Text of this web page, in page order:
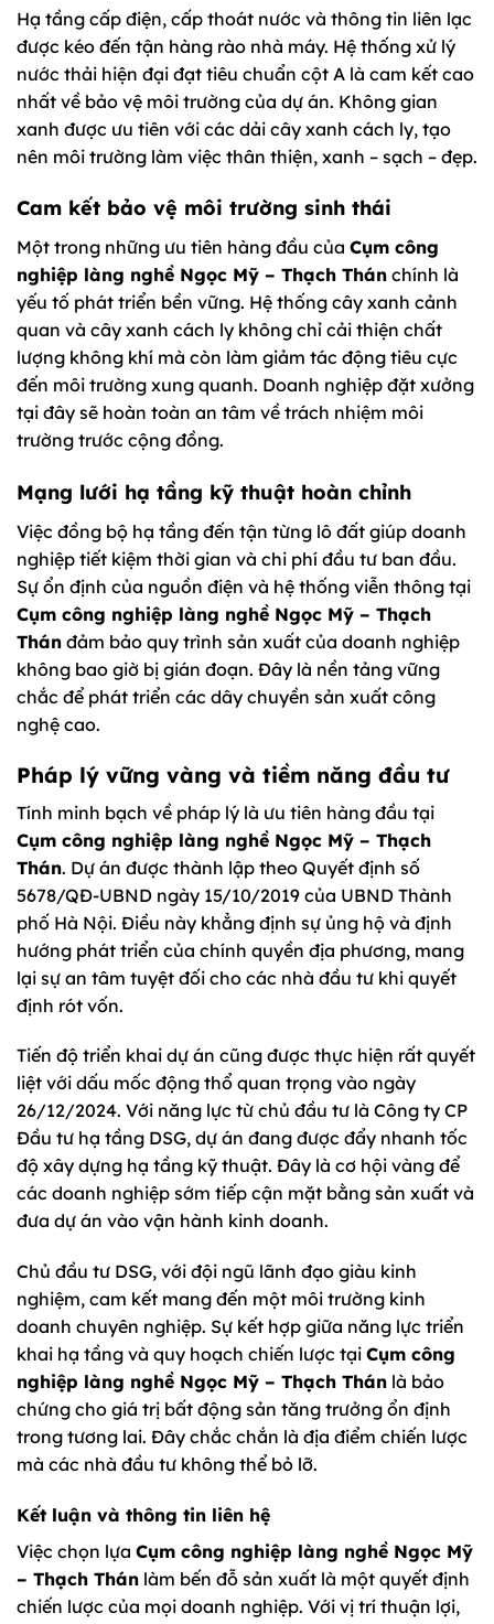
Hạ tầng cấp điện, cấp thoát nước và thông tin liên lạc
được kéo đến tận hàng rào nhà máy. Hệ thống xử lý
nước thải hiện đại đạt tiêu chuẩn cột A là cam kết cao
nhất về bảo vệ môi trường của dự án. Không gian
xanh được ưu tiên với các dải cây xanh cách ly, tạo
nên môi trường làm việc thân thiện, xanh – sạch – đẹp.
Cam kết bảo vệ môi trường sinh thái
Một trong những ưu tiên hàng đầu của Cụm công
nghiệp làng nghề Ngọc Mỹ – Thạch Thán chính là
yếu tố phát triển bền vững. Hệ thống cây xanh cảnh
quan và cây xanh cách ly không chỉ cải thiện chất
lượng không khí mà còn làm giảm tác động tiêu cực
đến môi trường xung quanh. Doanh nghiệp đặt xưởng
tại đây sẽ hoàn toàn an tâm về trách nhiệm môi
trường trước cộng đồng.
Mạng lưới hạ tầng kỹ thuật hoàn chỉnh
Việc đồng bộ hạ tầng đến tận từng lô đất giúp doanh
nghiệp tiết kiệm thời gian và chi phí đầu tư ban đầu.
Sự ổn định của nguồn điện và hệ thống viễn thông tại
Cụm công nghiệp làng nghề Ngọc Mỹ – Thạch
Thán đảm bảo quy trình sản xuất của doanh nghiệp
không bao giờ bị gián đoạn. Đây là nền tảng vững
chắc để phát triển các dây chuyền sản xuất công
nghệ cao.
Pháp lý vững vàng và tiềm năng đầu tư
Tính minh bạch về pháp lý là ưu tiên hàng đầu tại
Cụm công nghiệp làng nghề Ngọc Mỹ – Thạch
Thán. Dự án được thành lập theo Quyết định số
5678/QĐ-UBND ngày 15/10/2019 của UBND Thành
phố Hà Nội. Điều này khẳng định sự ủng hộ và định
hướng phát triển của chính quyền địa phương, mang
lại sự an tâm tuyệt đối cho các nhà đầu tư khi quyết
định rót vốn.
Tiến độ triển khai dự án cũng được thực hiện rất quyết
liệt với dấu mốc động thổ quan trọng vào ngày
26/12/2024. Với năng lực từ chủ đầu tư là Công ty CP
Đầu tư hạ tầng DSG, dự án đang được đẩy nhanh tốc
độ xây dựng hạ tầng kỹ thuật. Đây là cơ hội vàng để
các doanh nghiệp sớm tiếp cận mặt bằng sản xuất và
đưa dự án vào vận hành kinh doanh.
Chủ đầu tư DSG, với đội ngũ lãnh đạo giàu kinh
nghiệm, cam kết mang đến một môi trường kinh
doanh chuyên nghiệp. Sự kết hợp giữa năng lực triển
khai hạ tầng và quy hoạch chiến lược tại Cụm công
nghiệp làng nghề Ngọc Mỹ – Thạch Thán là bảo
chứng cho giá trị bất động sản tăng trưởng ổn định
trong tương lai. Đây chắc chắn là địa điểm chiến lược
mà các nhà đầu tư không thể bỏ lỡ.
Kết luận và thông tin liên hệ
Việc chọn lựa Cụm công nghiệp làng nghề Ngọc Mỹ
– Thạch Thán làm bến đỗ sản xuất là một quyết định
chiến lược của mọi doanh nghiệp. Với vị trí thuận lợi,